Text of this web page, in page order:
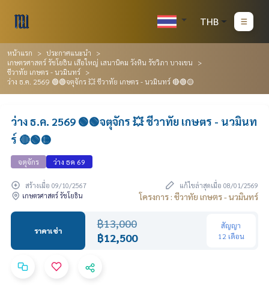
THB
หน้าแรก
ประกาศแนะนำ
เกษตรศาสตร์ รัชโยธิน เสือใหญ่ เสนานิคม วังหิน รัชวิภา บางเขน
ชีวาทัย เกษตร - นวมินทร์
ว่าง ธ.ค. 2569 🟢🟢จตุจักร 💥 ชีวาทัย เกษตร - นวมินทร์ 🔴🟢🟡
ว่าง ธ.ค. 2569 🟢🟢จตุจักร 💥 ชีวาทัย เกษตร - นวมินท
ร์ 🔴🟢🟡
จตุจักร ว่าง ธค 69
สร้างเมื่อ 09/10/2567
แก้ไขล่าสุดเมื่อ 08/01/2569
เกษตรศาสตร์ รัชโยธิน
โครงการ : ชีวาทัย เกษตร - นวมินทร์
ราคาเช่า
฿13,000
฿12,500
สัญญา
12 เดือน